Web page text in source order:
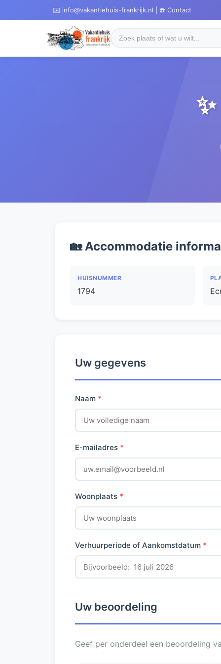
✉️ info@vakantiehuis-frankrijk.nl | ☎️ Contact
🏡 Accommodatie
HUISNUMMER
1794
Uw gegevens
Naam *
E-mailadres *
Woonplaats *
Verhuurperiode of Aankomstdatum *
Uw beoordeling
Geef per onderdeel een beoordeling